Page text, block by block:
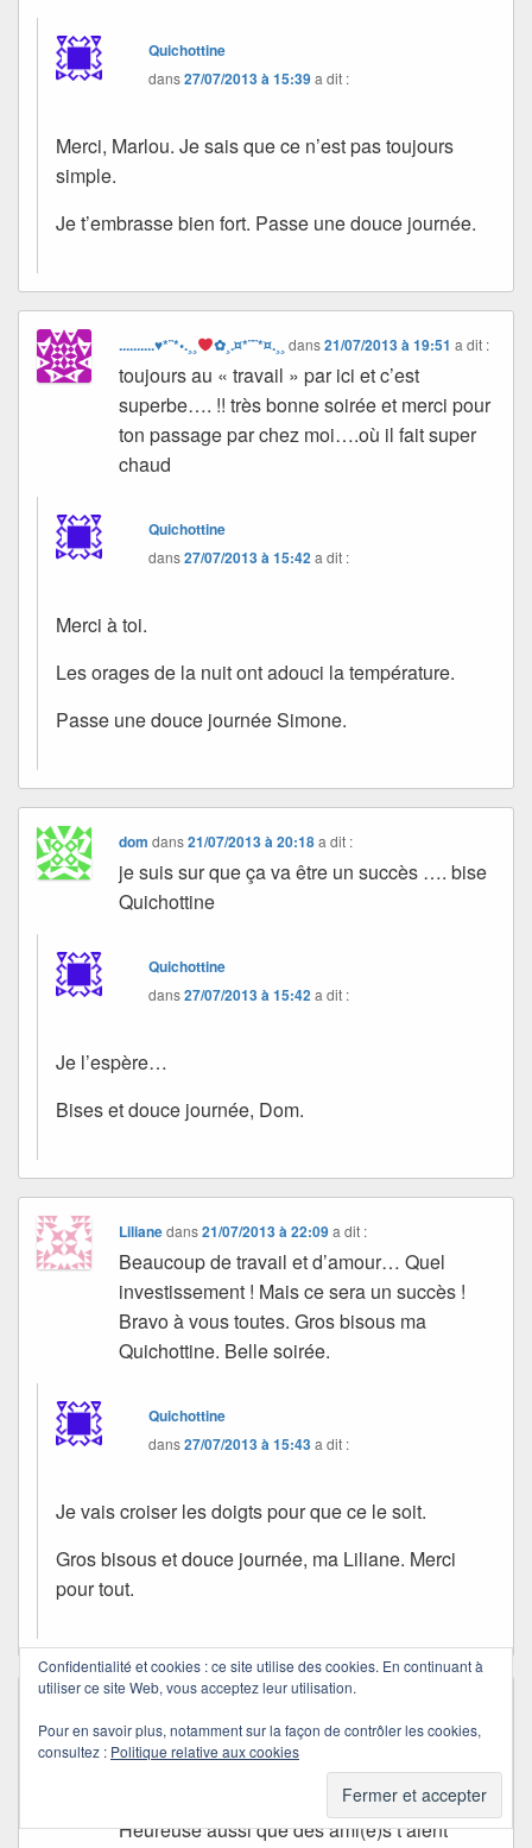
Quichottine
dans27/07/2013 à 15:39a dit :
Merci, Marlou. Je sais que ce n’est pas toujours
simple.
Je t’embrasse bien fort. Passe une douce journée.
..........♥*¨*•.¸¸ ✿¸.¤*¨¨*¤.¸¸ dans21/07/2013 à 19:51 a dit :
toujours au « travail » par ici et c’est
superbe…. !! très bonne soirée et merci pour
ton passage par chez moi….où il fait super
chaud
Quichottine
dans27/07/2013 à 15:42 a dit :
Merci à toi.
Les orages de la nuit ont adouci la température.
Passe une douce journée Simone.
dom dans21/07/2013 à 20:18 a dit :
je suis sur que ça va être un succès …. bise
Quichottine
Quichottine
dans27/07/2013 à 15:42 a dit :
Je l’espère…
Bises et douce journée, Dom.
Lilianedans21/07/2013 à 22:09 a dit :
Beaucoup de travail et d’amour… Quel
investissement ! Mais ce sera un succès !
Bravo à vous toutes. Gros bisous ma
Quichottine. Belle soirée.
Quichottine
dans27/07/2013 à 15:43a dit :
Je vais croiser les doigts pour que ce le soit.
Gros bisous et douce journée, ma Liliane. Merci
pour tout.
Comme tout le monde ici, et en
connaissance de cause, je ne peux
qu’applaudir ta pugnacité et ton coeur !
Heureuse aussi que des ami(e)s t’aient
Confidentialité et cookies : ce site utilise des cookies. En continuant à
utiliser ce site Web, vous acceptez leur utilisation.
Pour en savoir plus, notamment sur la façon de contrôler les cookies,
consultez : Politique relative aux cookies